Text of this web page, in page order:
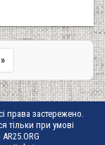
права застережено.
тільки при умові